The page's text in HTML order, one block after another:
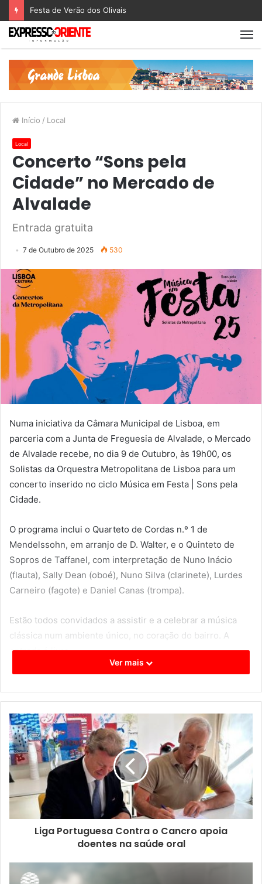
Festa de Verão dos Olivais
Início / Local
Local
Concerto “Sons pela
Cidade” no Mercado de
Alvalade
Entrada gratuita
7 de Outubro de 2025 530
Numa iniciativa da Câmara Municipal de Lisboa, em
parceria com a Junta de Freguesia de Alvalade, o Mercado
de Alvalade recebe, no dia 9 de Outubro, às 19h00, os
Solistas da Orquestra Metropolitana de Lisboa para um
concerto inserido no ciclo Música em Festa | Sons pela
Cidade.
O programa inclui o Quarteto de Cordas n.º 1 de
Mendelssohn, em arranjo de D. Walter, e o Quinteto de
Sopros de Taffanel, com interpretação de Nuno Inácio
(flauta), Sally Dean (oboé), Nuno Silva (clarinete), Lurdes
Carneiro (fagote) e Daniel Canas (trompa).
Estão todos convidados a assistir e a celebrar a música
clássica num ambiente único, no coração do bairro. A
entrada é livre.
19h00
Entrada livre
Ver mais
Liga Portuguesa Contra o Cancro apoia
doentes na saúde oral